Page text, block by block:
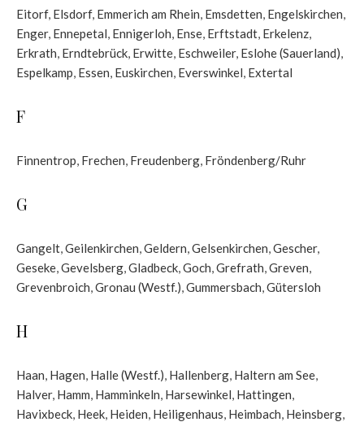
Eitorf, Elsdorf, Emmerich am Rhein, Emsdetten, Engelskirchen,
Enger, Ennepetal, Ennigerloh, Ense, Erftstadt, Erkelenz,
Erkrath, Erndtebrück, Erwitte, Eschweiler, Eslohe (Sauerland),
Espelkamp, Essen, Euskirchen, Everswinkel, Extertal
F
Finnentrop, Frechen, Freudenberg, Fröndenberg/Ruhr
G
Gangelt,Geilenkirchen,Geldern,Gelsenkirchen,Gescher,
Geseke,Gevelsberg,Gladbeck,Goch,Grefrath,Greven,
Grevenbroich,Gronau (Westf.),Gummersbach,Gütersloh
H
Haan, Hagen, Halle (Westf.), Hallenberg, Haltern am See,
Halver, Hamm, Hamminkeln, Harsewinkel, Hattingen,
Havixbeck, Heek, Heiden, Heiligenhaus, Heimbach, Heinsberg,